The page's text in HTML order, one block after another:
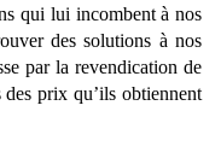
qui lui incombent à nos
des solutions à nos
par la revendication de
prix qu’ils obtiennent